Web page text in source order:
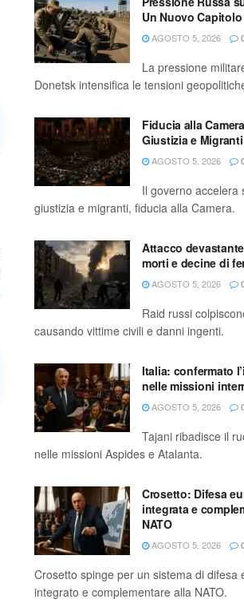
Un Nuovo
AGOSTO 5, 2026
La pressione
Donetsk intensifica le tensioni
Fiducia alla
Giustizia e Migranti
AGOSTO 5, 2026
Il governo accelera
giustizia e migranti, fiducia alla Camera.
Attacco
morti e decine di
AGOSTO 5, 2026
Raid russi
causando vittime civili e danni ingenti.
Italia: confermato
nelle missioni
AGOSTO 5, 2026
Tajani ribadisce il
nelle missioni Aspides e Atalanta.
Crosetto: Difesa
integrata e
NATO
AGOSTO 5, 2026
Crosetto spinge per un sistema di difesa
integrato e complementare alla NATO.